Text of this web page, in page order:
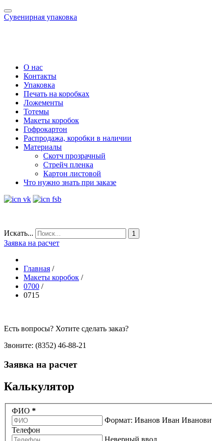
Сувенирная упаковка
О нас
Контакты
Упаковка
Печать на коробках
Ложементы
Тотемы
Макеты коробок
Гофрокартон
Распродажа, коробки в наличии
Материалы
Скотч прозрачный
Стрейч пленка
Картон листовой
Что нужно знать при заказе
Искать... 1
Заявка на расчет
Главная /
Макеты коробок /
0700 /
0715
Есть вопросы? Хотите сделать заказ?
Звоните: (8352) 46-88-21
Заявка на расчет
Калькулятор
ФИО *
Формат: Иванов Иван
Телефон